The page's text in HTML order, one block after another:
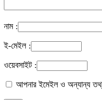
নাম :
ই-মেইল :
ওয়েবসাইট :
আপনার ইমেইল ও অন্যান্য